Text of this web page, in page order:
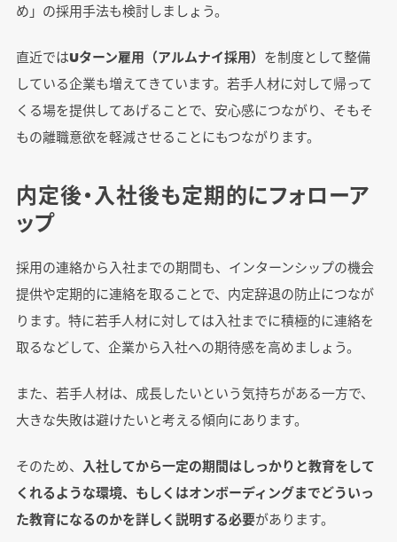
め」の採用手法も検討しましょう。
直近ではUターン雇用（アルムナイ採用） を制度として整備
している企業も増えてきています。若手人材に対して帰って
くる場を提供してあげることで、安心感につながり、そもそ
もの離職意欲を軽減させることにもつながります。
内定後・入社後も定期的にフォローア
ップ
採用の連絡から入社までの期間も、インターンシップの機会
提供や定期的に連絡を取ることで、内定辞退の防止につなが
ります。特に若手人材に対しては入社までに積極的に連絡を
取るなどして、企業から入社への期待感を高めましょう。
また、若手人材は、成長したいという気持ちがある一方で、
大きな失敗は避けたいと考える傾向にあります。
そのため、 入社してから一定の期間はしっかりと教育をして
くれるような環境、もしくはオンボーディングまでどういっ
た教育になるのかを詳しく説明する必要があります。